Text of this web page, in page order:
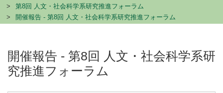
第8回 ⼈⽂・社会科学系研究推進フォーラム
開催報告 - 第8回 ⼈⽂・社会科学系研究推進フォーラム
開催報告 - 第8回 ⼈⽂・社会科学系研
究推進フォーラム